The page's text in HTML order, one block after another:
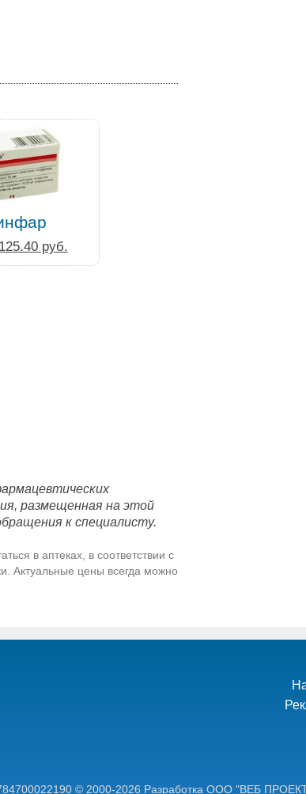
руб.
размещенная на этой
к специалисту.
в аптеках, в соответствии с
Актуальные цены всегда можно
© 2000-2026 Разработка ООО "ВЕБ